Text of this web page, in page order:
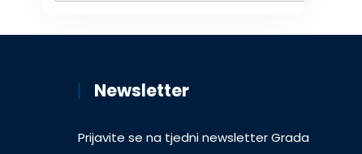
Newsletter
Prijavite se na tjedni newsletter Grada